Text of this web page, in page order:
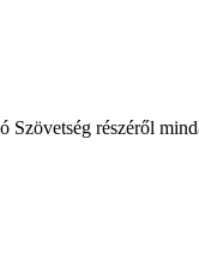
részéről